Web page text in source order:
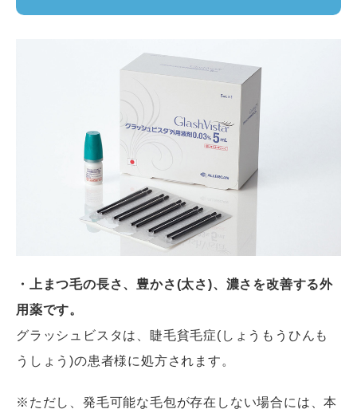
・上まつ毛の長さ、豊かさ(太さ)、濃さを改善する外
用薬です。
グラッシュビスタは、睫毛貧毛症(しょうもうひんも
うしょう)の患者様に処方されます。
※ただし、発毛可能な毛包が存在しない場合には、本